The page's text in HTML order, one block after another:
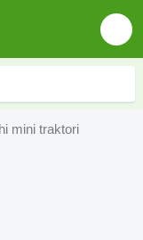
mini traktori